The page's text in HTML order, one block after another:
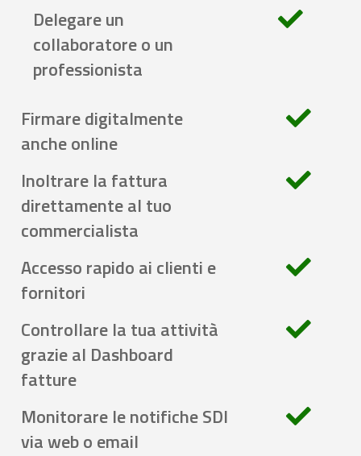
Delegare un
collaboratore o un
professionista
Firmare digitalmente
anche online
Inoltrare la fattura
direttamente al tuo
commercialista
Accesso rapido ai clienti e
fornitori
Controllare la tua attività
grazie al Dashboard
fatture
Monitorare le notifiche SDI
via web o email